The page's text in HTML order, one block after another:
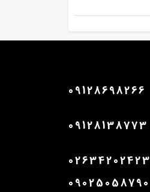
09128698266
09128138773
02634202423
09025058790